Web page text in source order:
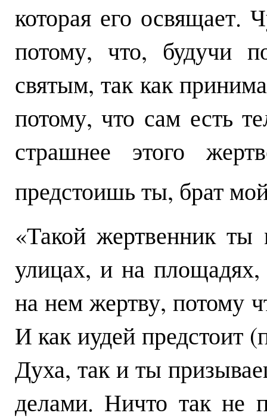
которая его освящает.
потому, что, будучи
святым, так как
потому, что сам есть
страшнее этого
предстоишь ты, брат
«Такой жертвенник
улицах, и на
на нем жертву, потому
И как иудей предстоит
Духа, так и ты
делами. Ничто так не